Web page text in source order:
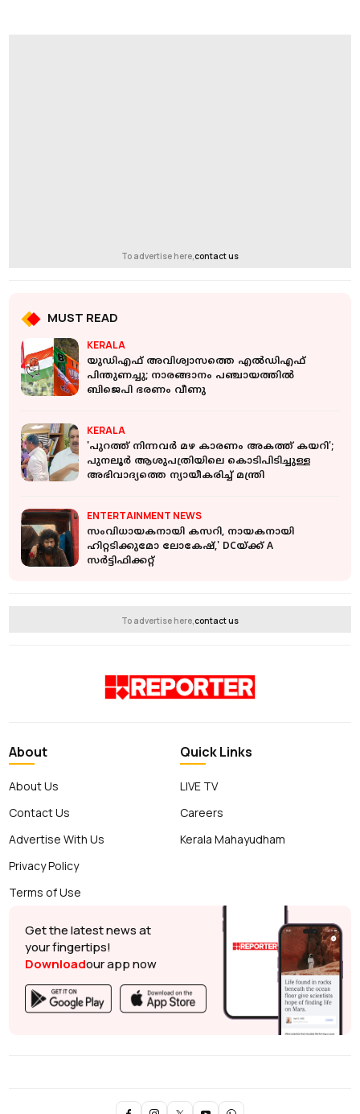
To advertise here,contact us
MUST READ
KERALA
യുഡിഎഫ് അവിശ്വാസത്തെ എല്‍ഡിഎഫ്
പിന്തുണച്ചു; നാരങ്ങാനം പഞ്ചായത്തില്‍
ബിജെപി ഭരണം വീണു
KERALA
'പുറത്ത് നിന്നവർ മഴ കാരണം അകത്ത് കയറി';
പുനലൂർ ആശുപത്രിയിലെ കൊടിപിടിച്ചുള്ള
അഭിവാദ്യത്തെ ന്യായീകരിച്ച് മന്ത്രി
ENTERTAINMENT NEWS
സംവിധായകനായി കസറി, നായകനായി
ഹിറ്റടിക്കുമോ ലോകേഷ്,' DCയ്ക്ക് A
സര്‍ട്ടിഫിക്കറ്റ്
To advertise here,contact us
About
About Us
Contact Us
Advertise With Us
Privacy Policy
Terms of Use
Quick Links
LIVE TV
Careers
Kerala Mahayudham
Get the latest news at
your fingertips!
Downloadour app now